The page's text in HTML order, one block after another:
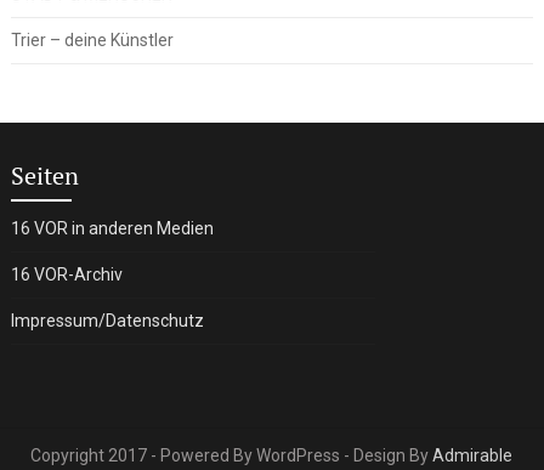
Trier – deine Künstler
Seiten
16 VOR in anderen Medien
16 VOR-Archiv
Impressum/Datenschutz
Copyright 2017 - Powered By WordPress - Design ByAdmirable